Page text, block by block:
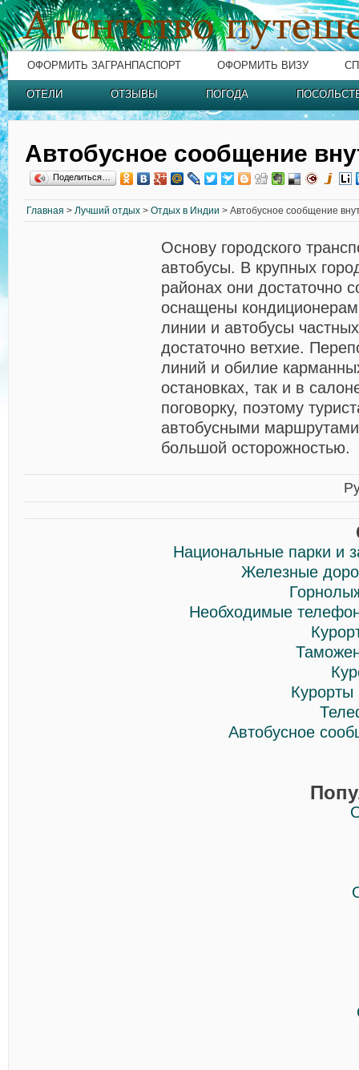
ОФОРМИТЬ ЗАГРАНПАСПОРТ ОФОРМИТЬ ВИЗУ
ОТЕЛИ ОТЗЫВЫ ПОГОДА
Автобусное сообщение
Поделиться…
Главная > Лучший отдых > Отдых в Индии > Автобусное сообщение
Основу городского
автобусы. В крупных
районах они достаточно
оснащены
линии и автобусы
достаточно ветхие.
линий и обилие
остановках, так и в
поговорку, поэтому
автобусными
большой осторожностью.
Национальные парки и
Железные
Необходимые
Автобусное